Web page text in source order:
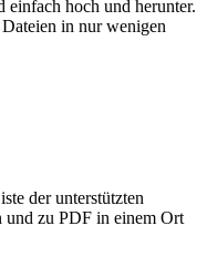
einfach hoch und herunter.
in nur wenigen
der unterstützten
und zu PDF in einem Ort